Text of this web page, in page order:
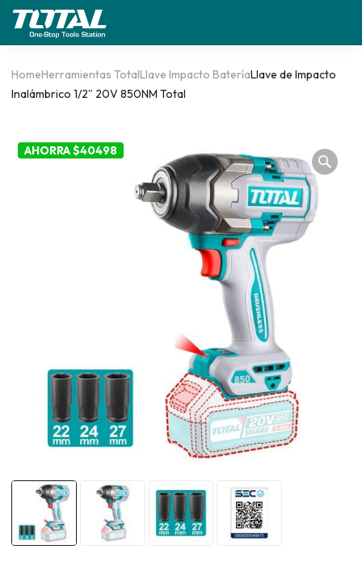
HomeHerramientas TotalLlave Impacto BateríaLlave de Impacto
Inalámbrico 1/2″ 20V 850NM Total
AHORRA $40498